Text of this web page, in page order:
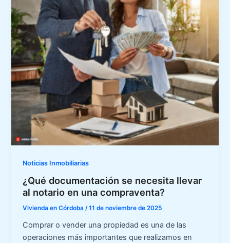
Noticias Inmobiliarias
¿Qué documentación se necesita llevar
al notario en una compraventa?
Vivienda en Córdoba/11 de noviembre de 2025
Comprar o vender una propiedad es una de las
operaciones más importantes que realizamos en